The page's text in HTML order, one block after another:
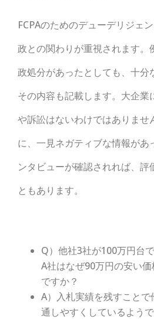
FCPAのためのデューデリジェ
政との関わりが重視されます。
政処分があったとしても、十分
その内容も記載します。大企業
や訴訟はないわけではありませ
に、一見ネガティブな情報があ
ンタビューが確認されれば、評
ともあります。
Q）他社3社が100万円台
A社はなぜ90万円の安い
ですか？
A）入札実績を残すことで
通しやすくしているよう